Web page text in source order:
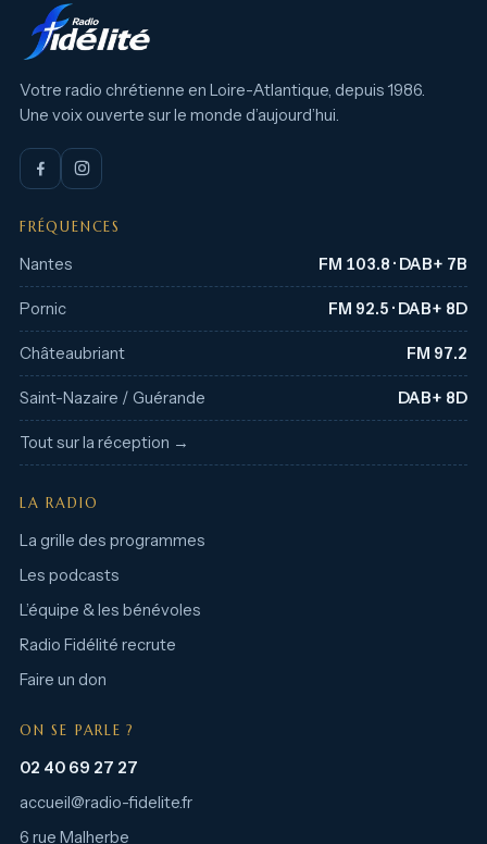
Votre radio chrétienne en Loire-Atlantique, depuis 1986.
Une voix ouverte sur le monde d’aujourd’hui.
FRÉQUENCES
Nantes FM 103.8 · DAB+ 7B
Pornic FM 92.5 · DAB+ 8D
Châteaubriant FM 97.2
Saint-Nazaire / Guérande DAB+ 8D
Tout sur la réception →
LA RADIO
La grille des programmes
Les podcasts
L’équipe & les bénévoles
Radio Fidélité recrute
Faire un don
ON SE PARLE ?
02 40 69 27 27
accueil@radio-fidelite.fr
6 rue Malherbe